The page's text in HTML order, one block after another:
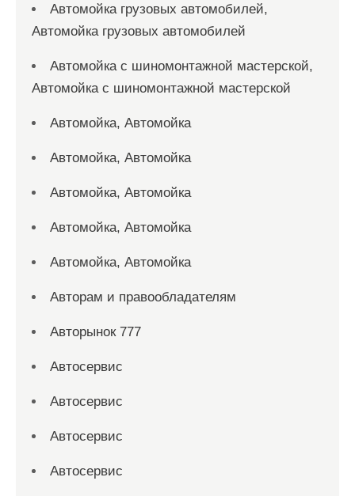
Автомойка грузовых автомобилей,
Автомойка грузовых автомобилей
Автомойка с шиномонтажной мастерской,
Автомойка с шиномонтажной мастерской
Автомойка, Автомойка
Автомойка, Автомойка
Автомойка, Автомойка
Автомойка, Автомойка
Автомойка, Автомойка
Авторам и правообладателям
Авторынок 777
Автосервис
Автосервис
Автосервис
Автосервис